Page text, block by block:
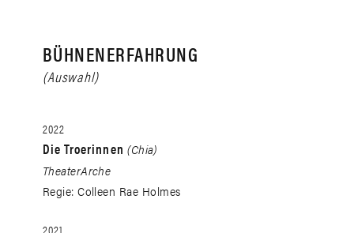
BÜHNENERFAHRUNG
(Auswahl)
2022
Die Troerinnen (Chia)
TheaterArche
Regie: Colleen Rae Holmes
2021